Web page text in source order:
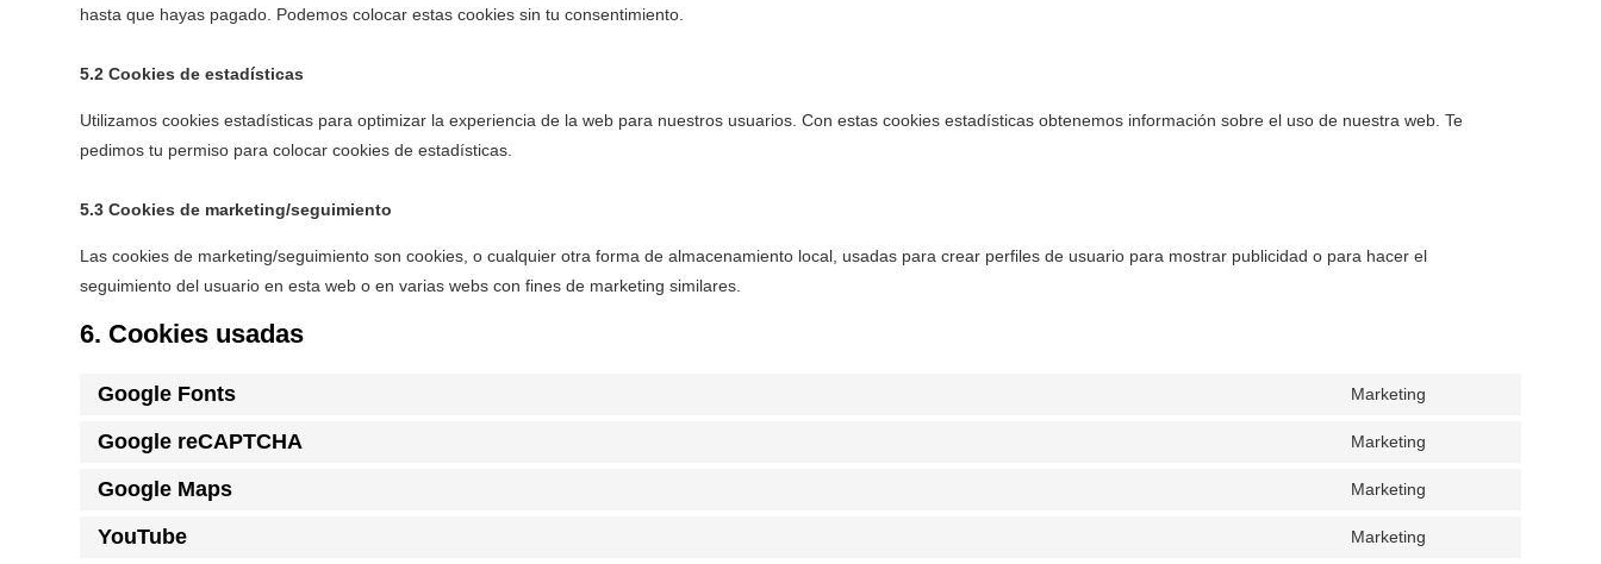
hasta que hayas pagado. Podemos colocar estas cookies sin tu consentimiento.
5.2 Cookies de estadísticas
Utilizamos cookies estadísticas para optimizar la experiencia de la web para nuestros usuarios. Con estas cookies estadísticas obtenemos información sobre el uso de nuestra web. Te
pedimos tu permiso para colocar cookies de estadísticas.
5.3 Cookies de marketing/seguimiento
Las cookies de marketing/seguimiento son cookies, o cualquier otra forma de almacenamiento local, usadas para crear perfiles de usuario para mostrar publicidad o para hacer el
seguimiento del usuario en esta web o en varias webs con fines de marketing similares.
6. Cookies usadas
Google Fonts Marketing
Google reCAPTCHA Marketing
Google Maps Marketing
YouTube Marketing